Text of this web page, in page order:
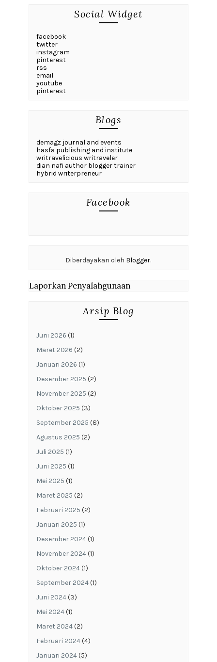
Social Widget
facebook
twitter
instagram
pinterest
rss
email
youtube
pinterest
Blogs
demagz journal and events
hasfa publishing and institute
writravelicious writraveler
dian nafi author blogger trainer
hybrid writerpreneur
Facebook
Diberdayakan oleh Blogger.
Laporkan Penyalahgunaan
Arsip Blog
Juni 2026 (1)
Maret 2026 (2)
Januari 2026 (1)
Desember 2025 (2)
November 2025 (2)
Oktober 2025 (3)
September 2025 (8)
Agustus 2025 (2)
Juli 2025 (1)
Juni 2025 (1)
Mei 2025 (1)
Maret 2025 (2)
Februari 2025 (2)
Januari 2025 (1)
Desember 2024(1)
November 2024(1)
Oktober 2024(1)
September 2024(1)
Juni 2024(3)
Mei 2024(1)
Maret 2024(2)
Februari 2024(4)
Januari 2024(5)